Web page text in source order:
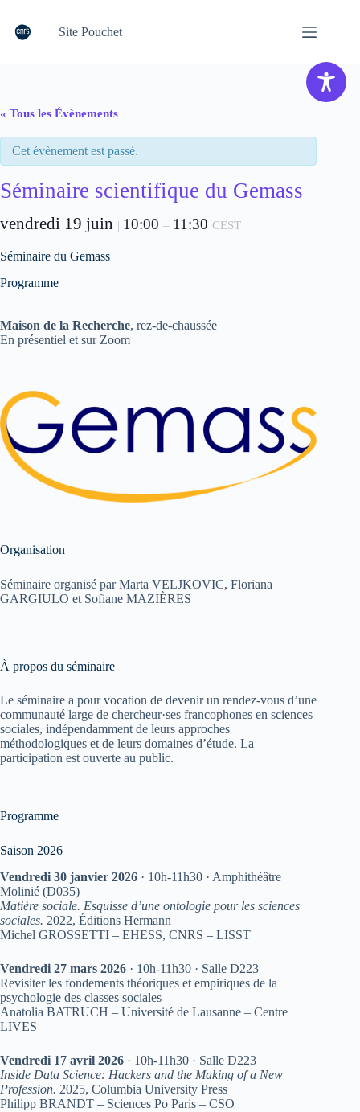
contenu
Site Pouchet
« Tous les Évènements
Cet évènement est passé.
Séminaire scientifique du Gemass
vendredi 19 juin | 10:00 – 11:30 CEST
Séminaire du Gemass
Programme
Maison de la Recherche, rez-de-chaussée
En présentiel et sur Zoom
Organisation
Séminaire organisé par Marta VELJKOVIC, Floriana
GARGIULO et Sofiane MAZIÈRES
À propos du séminaire
Le séminaire a pour vocation de devenir un rendez-vous d’une
communauté large de chercheur·ses francophones en sciences
sociales, indépendamment de leurs approches
méthodologiques et de leurs domaines d’étude. La
participation est ouverte au public.
Programme
Saison 2026
Vendredi 30 janvier 2026 · 10h-11h30 · Amphithéâtre
Molinié (D035)
Matière sociale. Esquisse d’une ontologie pour les sciences
sociales. 2022, Éditions Hermann
Michel GROSSETTI – EHESS, CNRS – LISST
Vendredi 27 mars 2026 · 10h-11h30 · Salle D223
Revisiter les fondements théoriques et empiriques de la
psychologie des classes sociales
Anatolia BATRUCH – Université de Lausanne – Centre
LIVES
Vendredi 17 avril 2026 · 10h-11h30 · Salle D223
Inside Data Science: Hackers and the Making of a New
Profession. 2025, Columbia University Press
Philipp BRANDT – Sciences Po Paris – CSO